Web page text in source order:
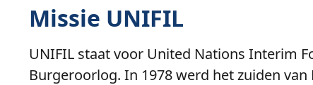
Missie UNIFIL
UNIFIL staat voor United Nations Interim
Burgeroorlog. In 1978 werd het zuiden